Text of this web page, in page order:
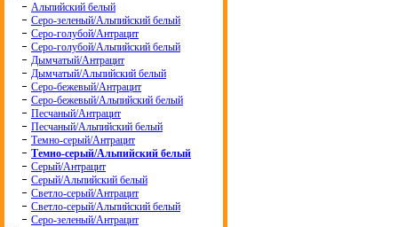
Альпийский белый
Серо-зеленый/Альпийский белый
Серо-голубой/Антрацит
Серо-голубой/Альпийский белый
Дымчатый/Антрацит
Дымчатый/Альпийский белый
Серо-бежевый/Антрацит
Серо-бежевый/Альпийский белый
Песчаный/Антрацит
Песчаный/Альпийский белый
Темно-серый/Антрацит
Темно-серый/Альпийский белый
Серый/Антрацит
Серый/Альпийский белый
Светло-серый/Антрацит
Светло-серый/Альпийский белый
Серо-зеленый/Антрацит